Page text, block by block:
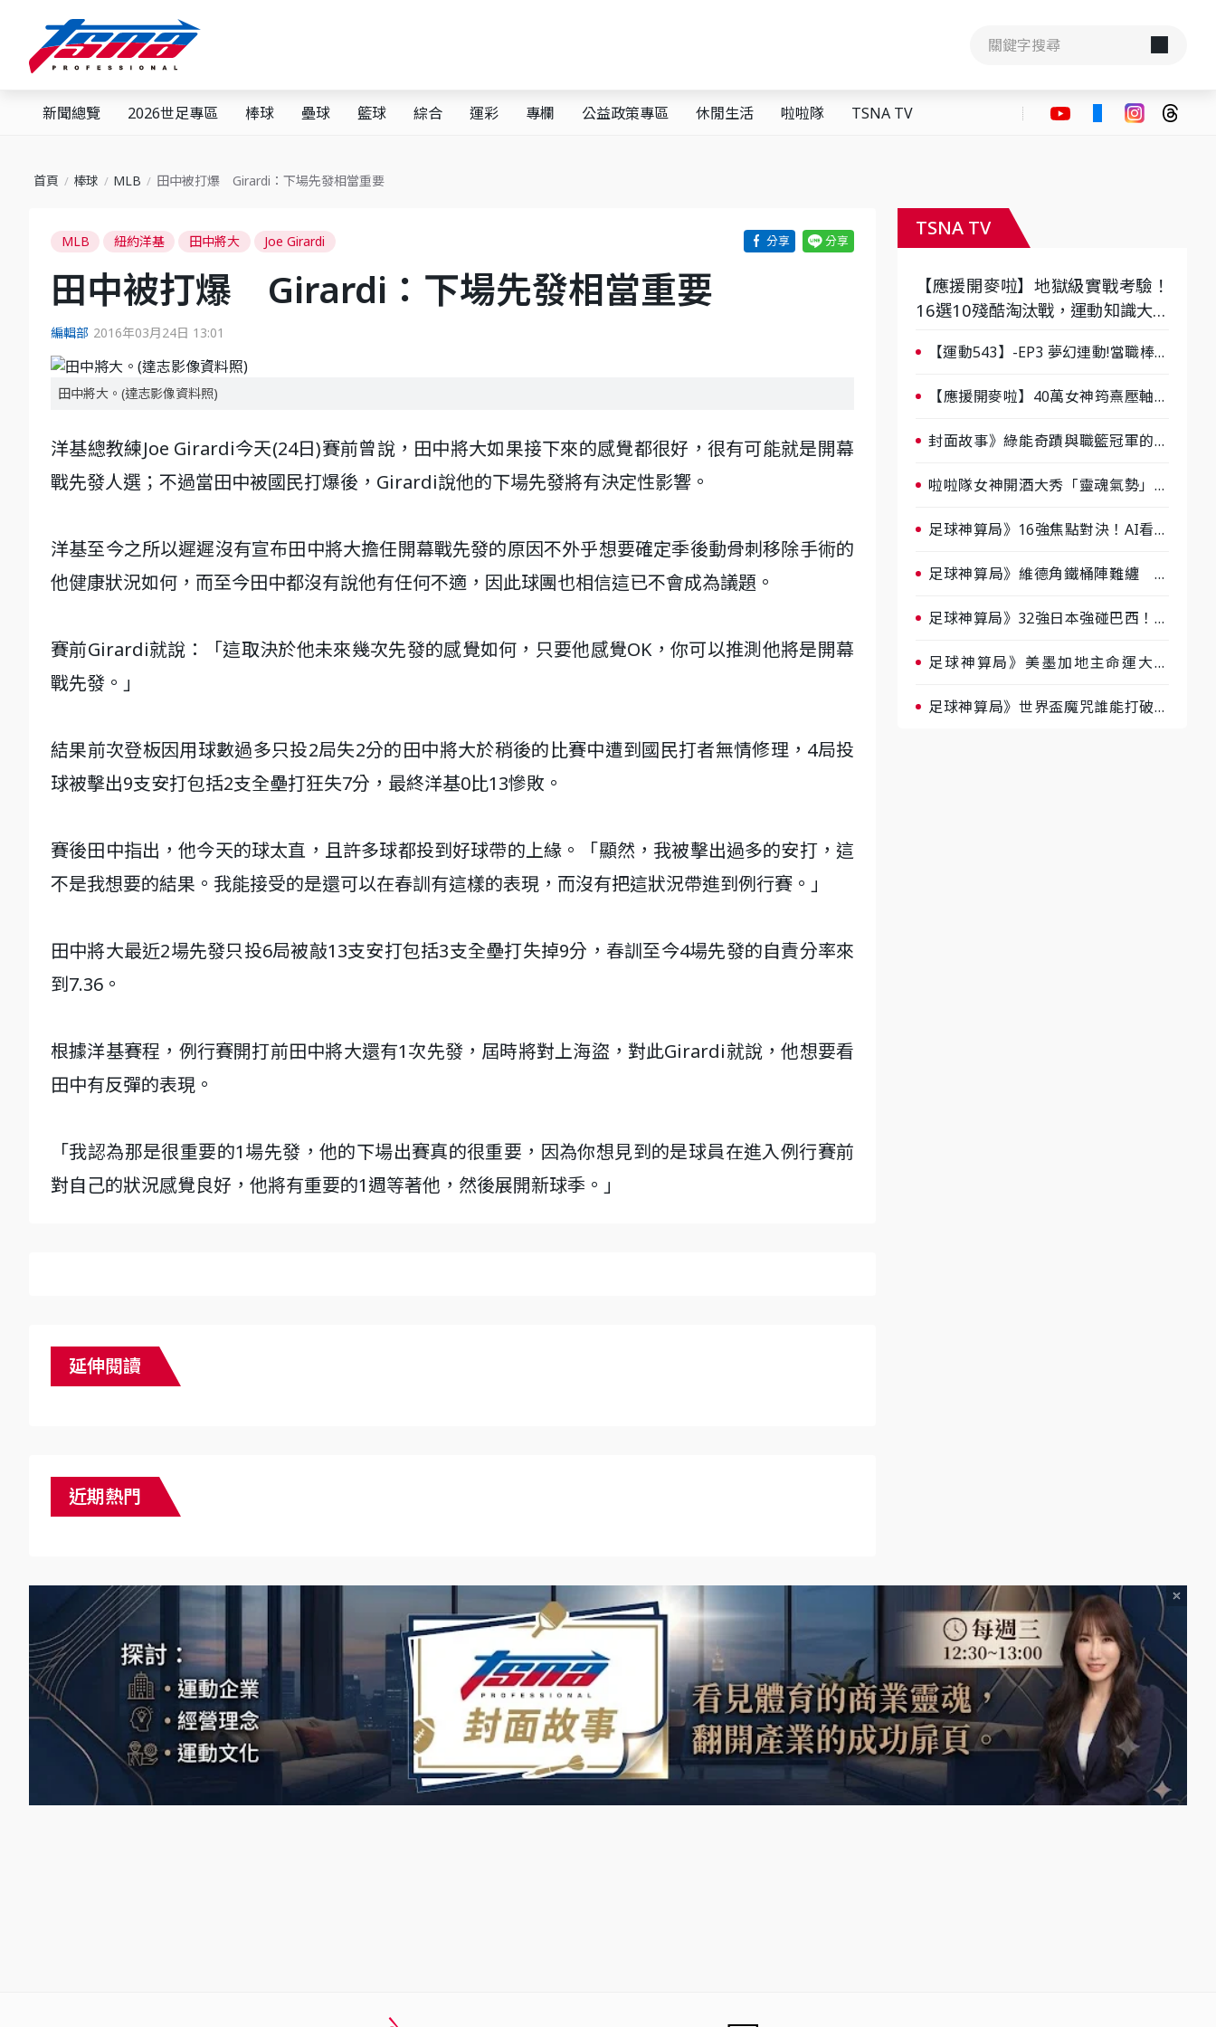
新聞總覽 2026世足專區 棒球 壘球 籃球 綜合 運彩 專欄 公益政策專區 休閒生活 啦啦隊 TSNA TV
首頁 棒球 MLB 田中被打爆 Girardi：下場先發相當重要
MLB 紐約洋基 田中將大 Joe Girardi
田中被打爆 Girardi：下場先發相當重要
編輯部 2016年03月24日 13:01
田中將大。(達志影像資料照)
洋基總教練Joe Girardi今天(24日)賽前曾說，田中將大如果接下來的感覺都很好，很有可能就是開幕
戰先發人選；不過當田中被國民打爆後，Girardi說他的下場先發將有決定性影響。
洋基至今之所以遲遲沒有宣布田中將大擔任開幕戰先發的原因不外乎想要確定季後動骨刺移除手術的
他健康狀況如何，而至今田中都沒有說他有任何不適，因此球團也相信這已不會成為議題。
賽前Girardi就說：「這取決於他未來幾次先發的感覺如何，只要他感覺OK，你可以推測他將是開幕
戰先發。」
結果前次登板因用球數過多只投2局失2分的田中將大於稍後的比賽中遭到國民打者無情修理，4局投
球被擊出9支安打包括2支全壘打狂失7分，最終洋基0比13慘敗。
賽後田中指出，他今天的球太直，且許多球都投到好球帶的上緣。「顯然，我被擊出過多的安打，這
不是我想要的結果。我能接受的是還可以在春訓有這樣的表現，而沒有把這狀況帶進到例行賽。」
田中將大最近2場先發只投6局被敲13支安打包括3支全壘打失掉9分，春訓至今4場先發的自責分率來
到7.36。
根據洋基賽程，例行賽開打前田中將大還有1次先發，屆時將對上海盜，對此Girardi就說，他想要看
田中有反彈的表現。
「我認為那是很重要的1場先發，他的下場出賽真的很重要，因為你想見到的是球員在進入例行賽前
對自己的狀況感覺良好，他將有重要的1週等著他，然後展開新球季。」
延伸閱讀
近期熱門
TSNA TV
【應援開麥啦】地獄級實戰考驗！
16選10殘酷淘汰戰，運動知識大會
【運動543】-EP3 夢幻連動!當職棒傳
【應援開麥啦】40萬女神筠熹壓軸！
比一個會-ep2
封面故事》綠能奇蹟與職籃冠軍的背
事》大談「心酸創業學」
啦啦隊女神開酒大秀「靈魂氣勢」！
大過招
足球神算局》16強焦點對決！AI看好
足球神算局》維德角鐵桶陣難纏 阿
足球神算局》32強日本強碰巴西！AI
爆冷
足球神算局》美墨加地主命運大解
足球神算局》世界盃魔咒誰能打破？